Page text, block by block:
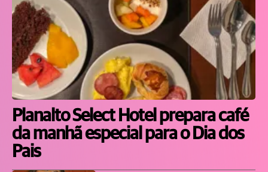
Planalto Select Hotel prepara café
da manhã especial para o Dia dos
Pais